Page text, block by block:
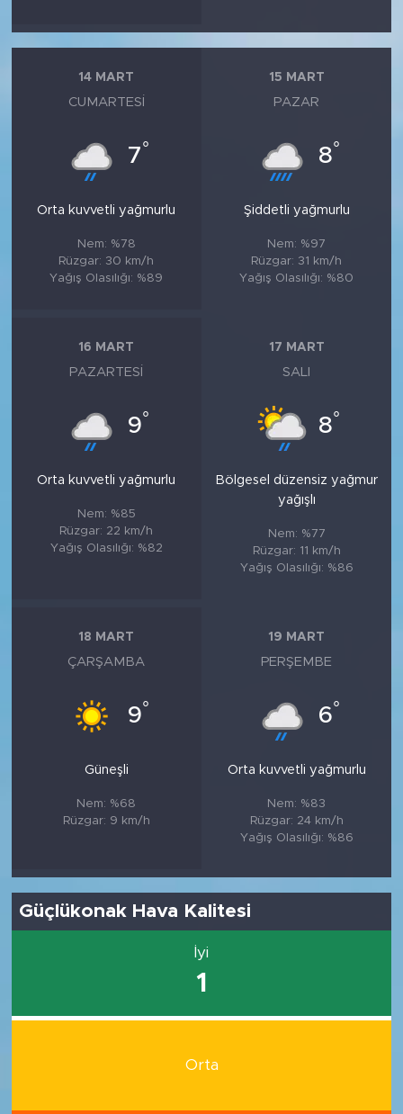
14 MART
CUMARTESI
7°
Orta kuvvetli yağmurlu
Nem: %78
Rüzgar: 30 km/h
Yağış Olasılığı: %89
15 MART
PAZAR
8°
Şiddetli yağmurlu
Nem: %97
Rüzgar: 31 km/h
Yağış Olasılığı: %80
16 MART
PAZARTESI
9°
Orta kuvvetli yağmurlu
Nem: %85
Rüzgar: 22 km/h
Yağış Olasılığı: %82
17 MART
SALI
8°
Bölgesel düzensiz yağmur
yağışlı
Nem: %77
Rüzgar: 11 km/h
Yağış Olasılığı: %86
18 MART
ÇARŞAMBA
9°
Güneşli
Nem: %68
Rüzgar: 9 km/h
19 MART
PERŞEMBE
6°
Orta kuvvetli yağmurlu
Nem: %83
Rüzgar: 24 km/h
Yağış Olasılığı: %86
Güçlükonak Hava Kalitesi
İyi
1
Orta